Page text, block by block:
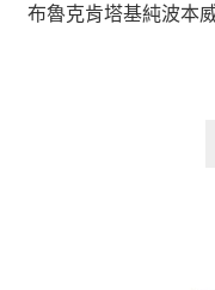
布魯克肯塔基純波本